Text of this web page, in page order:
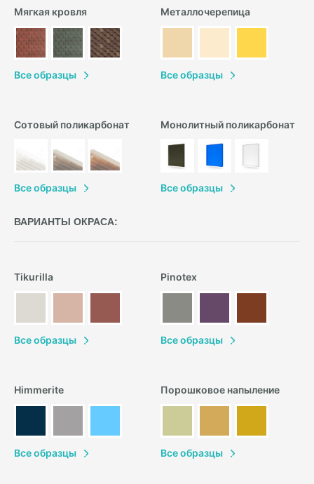
Мягкая кровля
Все образцы
Металлочерепица
Все образцы
Сотовый поликарбонат
Все образцы
Монолитный поликарбонат
Все образцы
ВАРИАНТЫ ОКРАСА:
Tikurilla
Все образцы
Pinotex
Все образцы
Himmerite
Все образцы
Порошковое напыление
Все образцы